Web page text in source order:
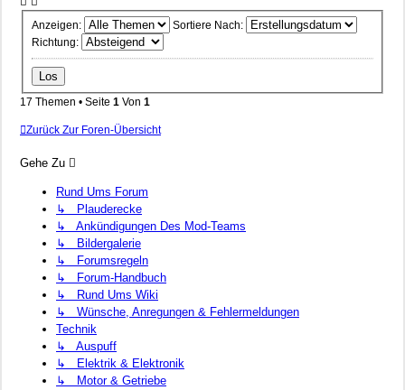
Anzeigen:
Sortiere Nach:
Richtung:
17 Themen • Seite 1 Von 1
Zurück Zur Foren-Übersicht
Gehe Zu
Rund Ums Forum
↳ Plauderecke
↳ Ankündigungen Des Mod-Teams
↳ Bildergalerie
↳ Forumsregeln
↳ Forum-Handbuch
↳ Rund Ums Wiki
↳ Wünsche, Anregungen & Fehlermeldungen
Technik
↳ Auspuff
↳ Elektrik & Elektronik
↳ Motor & Getriebe